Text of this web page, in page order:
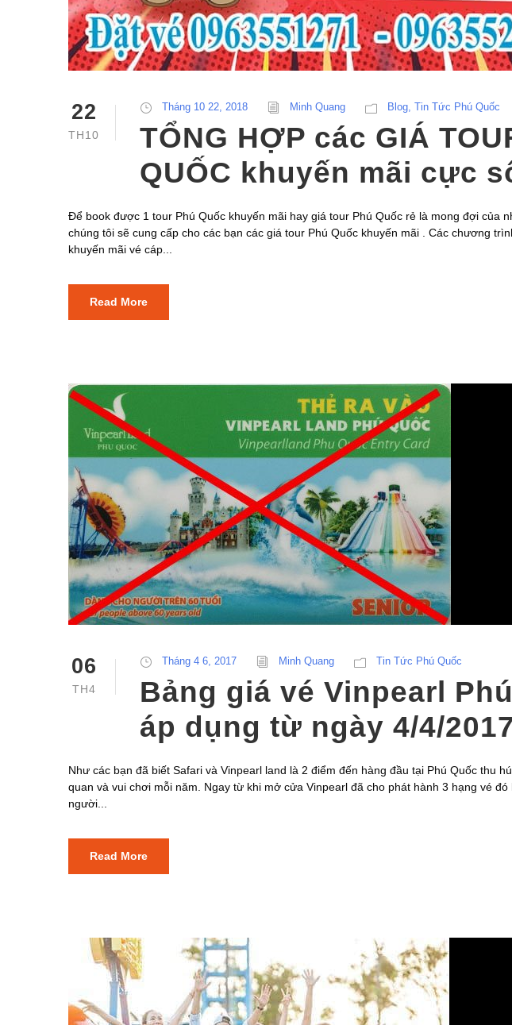
22
TH10
Tháng 10 22, 2018 Minh Quang Blog, Tin Tức Phú Quốc
TỔNG HỢP các GIÁ
QUỐC khuyến mãi cực
Để book được 1 tour Phú Quốc khuyến mãi hay giá tour Phú Quốc rẻ là mong đợi của
chúng tôi sẽ cung cấp cho các bạn các giá tour Phú Quốc khuyến mãi . Các chương
khuyến mãi vé cáp...
Read More
06
TH4
Tháng 4 6, 2017 Minh Quang Tin Tức Phú Quốc
Bảng giá vé Vinpearl
áp dụng từ ngày 4/4/2017
Như các bạn đã biết Safari và Vinpearl land là 2 điểm đến hàng đầu tại Phú Quốc thu
quan và vui chơi mỗi năm. Ngay từ khi mở cửa Vinpearl đã cho phát hành 3 hạng vé đó
người...
Read More